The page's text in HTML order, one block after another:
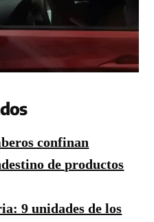
confinan
de productos
9 unidades de los